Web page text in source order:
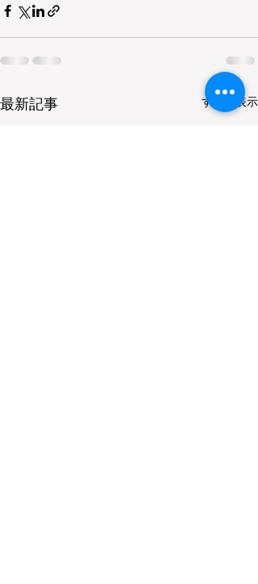
最新記事 すべて表示